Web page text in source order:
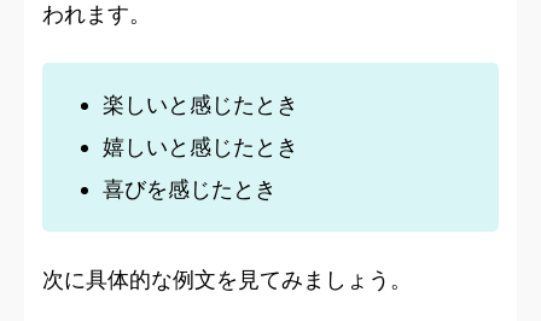
われます。
楽しいと感じたとき
嬉しいと感じたとき
喜びを感じたとき
次に具体的な例文を見てみましょう。